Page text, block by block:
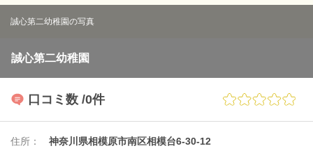
誠心第二幼稚園の写真
誠心第二幼稚園
口コミ数 /0件
住所：
神奈川県相模原市南区相模台6-30-12